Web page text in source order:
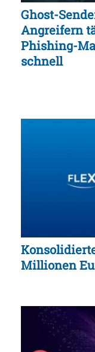
Ghost-
Angreifern
Phishing-
schnell
Millionen